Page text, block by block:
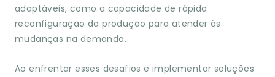
adaptáveis, como a capacidade de rápida
reconfiguração da produção para atender às
mudanças na demanda.
Ao enfrentar esses desafios e implementar soluções